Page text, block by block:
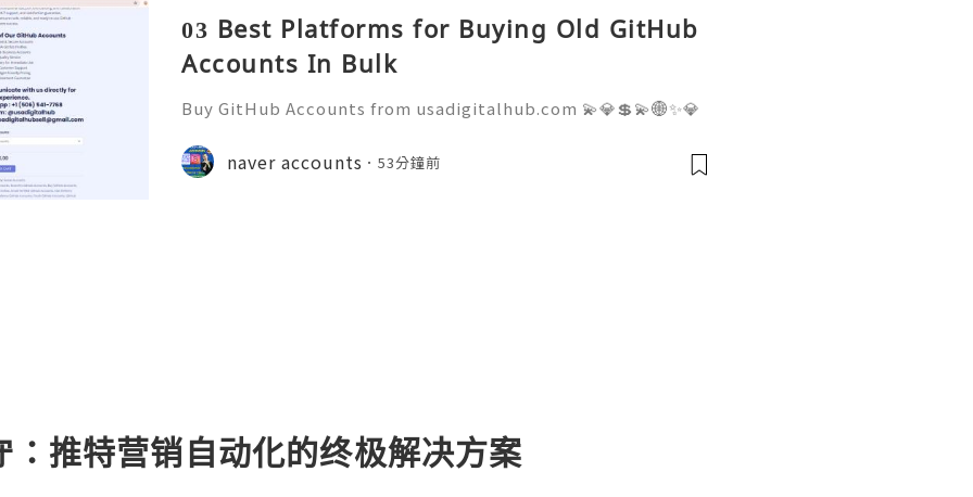
03 Best Platforms for Buying Old GitHub
Accounts In Bulk
Buy GitHub Accounts from usadigitalhub.com 💫💎💲💫🌐✨💎
pp :+1 (506) 541-7768 💫💎💲💫🌐✨💎Telegram: @usadigitalhu
b 💫💎💲💫🌐✨💎Discord: usadigitalhub 💫💎💲💫🌐✨💎Email:us
naver accounts 53分鐘前
：推特营销自动化的终极解决方案